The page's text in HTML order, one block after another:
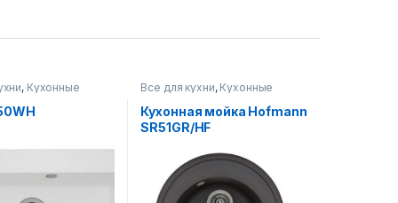
, Кухонные Все для кухни, Кухонные
Кухонная мойка Hofmann
SR51GR/HF